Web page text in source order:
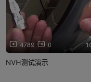
4789 0
NVH测试演示